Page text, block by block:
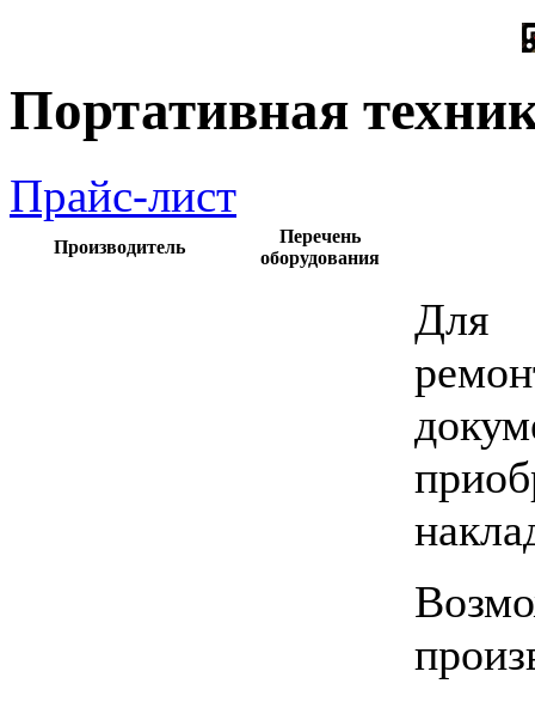
Портативная
Прайс-лист
Производитель
Перечень
оборудования
Для